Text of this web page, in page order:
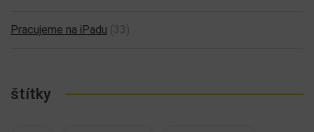
Pracujeme na iPadu (33)
štítky